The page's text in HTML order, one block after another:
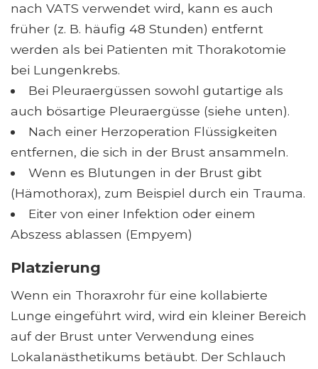
nach VATS verwendet wird, kann es auch
früher (z. B. häufig 48 Stunden) entfernt
werden als bei Patienten mit Thorakotomie
bei Lungenkrebs.
Bei Pleuraergüssen sowohl gutartige als
auch bösartige Pleuraergüsse (siehe unten).
Nach einer Herzoperation Flüssigkeiten
entfernen, die sich in der Brust ansammeln.
Wenn es Blutungen in der Brust gibt
(Hämothorax), zum Beispiel durch ein Trauma.
Eiter von einer Infektion oder einem
Abszess ablassen (Empyem)
Platzierung
Wenn ein Thoraxrohr für eine kollabierte
Lunge eingeführt wird, wird ein kleiner Bereich
auf der Brust unter Verwendung eines
Lokalanästhetikums betäubt. Der Schlauch